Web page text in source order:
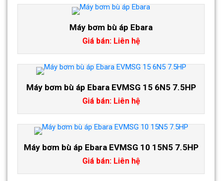
Máy bơm bù áp Ebara
Giá bán: Liên hệ
Máy bơm bù áp Ebara EVMSG 15 6N5 7.5HP
Giá bán: Liên hệ
Máy bơm bù áp Ebara EVMSG 10 15N5 7.5HP
Giá bán: Liên hệ